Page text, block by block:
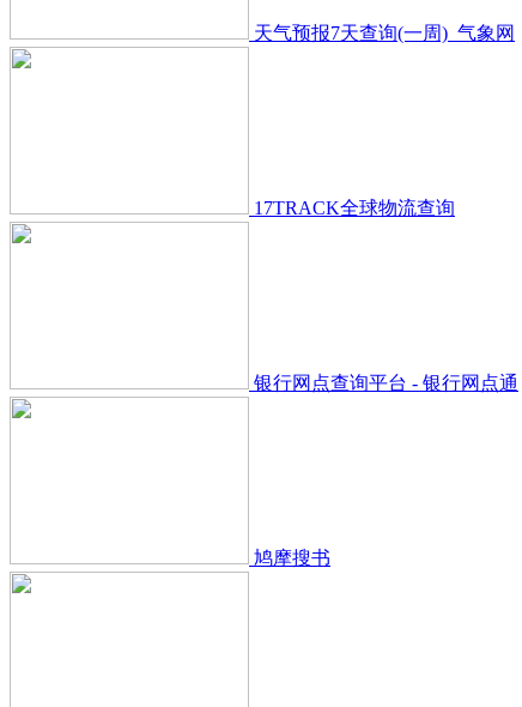
天气预报7天查询(一周)_气象网
17TRACK全球物流查询
银行网点查询平台 - 银行网点通
鸠摩搜书